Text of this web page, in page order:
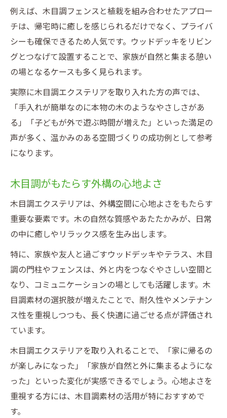
例えば、木目調フェンスと植栽を組み合わせたアプロー
チは、帰宅時に癒しを感じられるだけでなく、プライバ
シーも確保できるため人気です。ウッドデッキをリビン
グとつなげて設置することで、家族が自然と集まる憩い
の場となるケースも多く見られます。
実際に木目調エクステリアを取り入れた方の声では、
「手入れが簡単なのに本物の木のようなやさしさがあ
る」「子どもが外で遊ぶ時間が増えた」といった満足の
声が多く、温かみのある空間づくりの成功例として参考
になります。
木目調がもたらす外構の心地よさ
木目調エクステリアは、外構空間に心地よさをもたらす
重要な要素です。木の自然な質感やあたたかみが、日常
の中に癒しやリラックス感を生み出します。
特に、家族や友人と過ごすウッドデッキやテラス、木目
調の門柱やフェンスは、外と内をつなぐやさしい空間と
なり、コミュニケーションの場としても活躍します。木
目調素材の選択肢が増えたことで、耐久性やメンテナン
ス性を重視しつつも、長く快適に過ごせる点が評価され
ています。
木目調エクステリアを取り入れることで、「家に帰るの
が楽しみになった」「家族が自然と外に集まるようにな
った」といった変化が実感できるでしょう。心地よさを
重視する方には、木目調素材の活用が特におすすめで
す。